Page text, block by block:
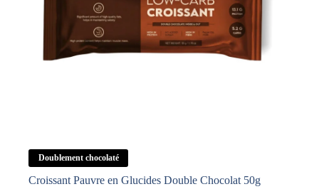
Doublement chocolaté
Croissant Pauvre en Glucides Double Chocolat 50g